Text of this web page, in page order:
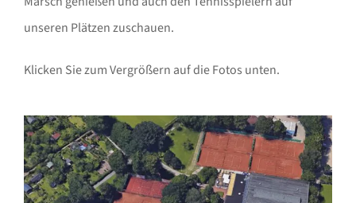
unseren Plätzen zuschauen.
Klicken Sie zum Vergrößern auf die Fotos unten.